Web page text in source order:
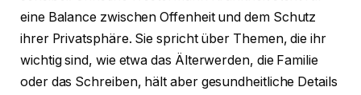
eine Balance zwischen Offenheit und dem Schutz
ihrer Privatsphäre. Sie spricht über Themen, die ihr
wichtig sind, wie etwa das Älterwerden, die Familie
oder das Schreiben, hält aber gesundheitliche Details